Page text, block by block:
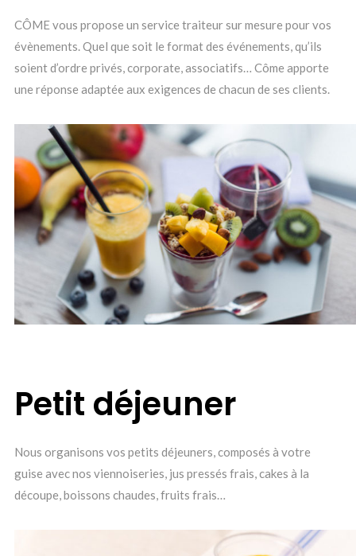
CÔME vous propose un service traiteur sur mesure pour vos
évènements. Quel que soit le format des événements, qu’ils
soient d’ordre privés, corporate, associatifs… Côme apporte
une réponse adaptée aux exigences de chacun de ses clients.
Petit déjeuner
Nous organisons vos petits déjeuners, composés à votre
guise avec nos viennoiseries, jus pressés frais, cakes à la
découpe, boissons chaudes, fruits frais…